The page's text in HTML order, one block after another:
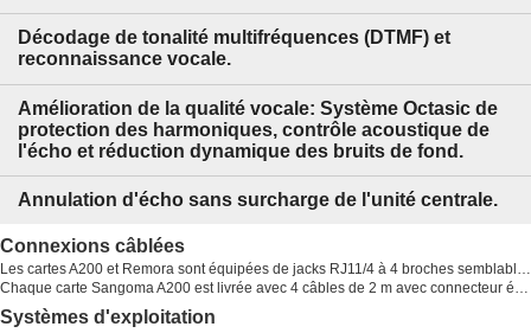
Décodage de tonalité multifréquences (DTMF) et
reconnaissance vocale.
Amélioration de la qualité vocale: Système Octasic de
protection des harmoniques, contrôle acoustique de
l'écho et réduction dynamique des bruits de fond.
Annulation d'écho sans surcharge de l'unité centrale.
Connexions câblées
Les cartes A200 et Remora sont équipées de jacks RJ11/4 à 4 broches semblables à ceux des combinés téléphoniques.
Systèmes d'exploitation